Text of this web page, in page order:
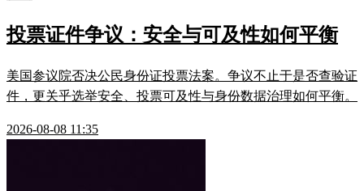
投票证件争议：安全与可及性如何平衡
美国参议院否决公民身份证投票法案。争议不止于是否查验证
件，更关乎选举安全、投票可及性与身份数据治理如何平衡。
2026-08-08 11:35